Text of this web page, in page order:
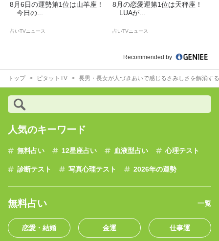
8月6日の運勢第1位は山羊座！
今日の...
占いTVニュース
8月の恋愛運第1位は天秤座！
LUAが...
占いTVニュース
Recommended by
トップ ピタットTV 長男・長女が人づきあいで感じるさみしさを解消す
人気のキーワード
無料占い 12星座占い 血液型占い 心理テスト
診断テスト 写真心理テスト 2026年の運勢
無料占い 一覧
恋愛・結婚 金運 仕事運